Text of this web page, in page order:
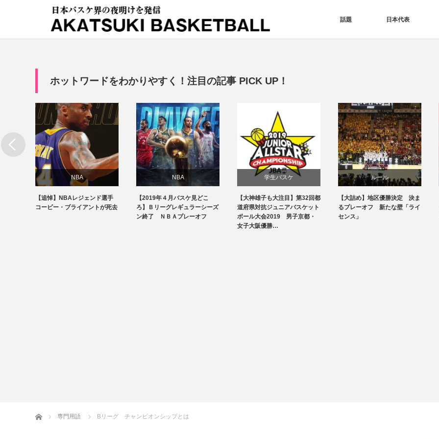
話題 日本代表
ホットワードをわかりやすく！注目の記事 PICK UP！
NBA
話題
【追悼】NBAレジェンド選手
コービー・ブライアントが死去
NBA
専門用語
【2019年４月バスケ見どこ
ろ】Ｂリーグレギュラーシーズ
ン終了 ＮＢＡプレーオフ
学生バスケ
注目選手
試合レビュー
【大神雄子も大注目】第32回都
道府県対抗ジュニアバスケット
ボール大会2019 男子京都・
女子大阪優勝…
ルール
日本代表
【大詰め】地区優勝決定 決ま
るプレーオフ 新たな壁「ライ
センス」
ホーム 専門用語 Bリーグ チャンピオンシップとは